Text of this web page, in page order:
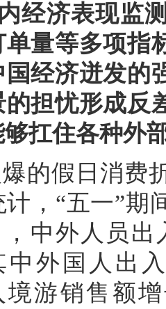
经济表现监
量等多项指
经济迸发的
的担忧形成反
扛住各种外
的假日消费
，“五一”期
，中外人员
中外国人出
境游销售额